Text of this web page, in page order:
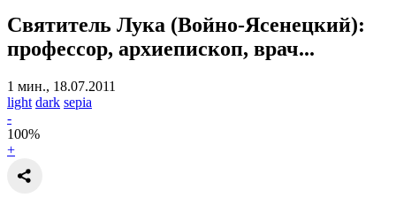
Святитель Лука (Войно-Ясенецкий):
профессор, архиепископ, врач...
1 мин., 18.07.2011
light dark sepia
-
100%
+